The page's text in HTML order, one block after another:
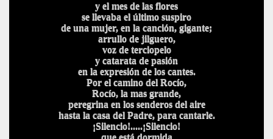
y el mes de las flores
se llevaba el último suspiro
de una mujer, en la canción, gigante;
arrullo de jilguero,
voz de terciopelo
y catarata de pasión
en la expresión de los cantes.
Por el camino del Rocío,
Rocío, la mas grande,
peregrina en los senderos del aire
hasta la casa del Padre, para cantarle.
¡Silencio!.....¡Silencio!
que está dormida